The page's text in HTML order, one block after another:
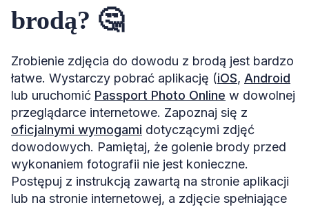
brodą? 🤔
Zrobienie zdjęcia do dowodu z brodą jest bardzo
łatwe. Wystarczy pobrać aplikację (iOS, Android
lub uruchomić Passport Photo Online w dowolnej
przeglądarce internetowe. Zapoznaj się z
oficjalnymi wymogami dotyczącymi zdjęć
dowodowych. Pamiętaj, że golenie brody przed
wykonaniem fotografii nie jest konieczne.
Postępuj z instrukcją zawartą na stronie aplikacji
lub na stronie internetowej, a zdjęcie spełniające